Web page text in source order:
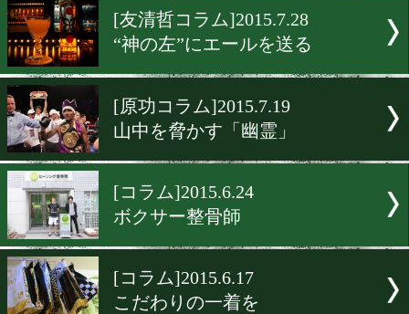
“ライトニングK”の10年
名誉の殿堂入りを祝して
[友清哲コラム]2015.7.28
“神の左”にエールを送る
[原功コラム]2015.7.19